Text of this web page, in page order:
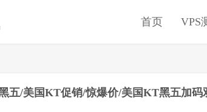
首页 VPS
五/美国KT促销/惊爆价/美国KT黑五加码